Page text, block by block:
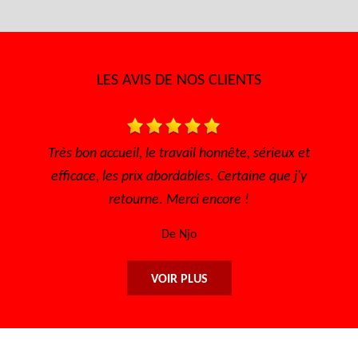
LES AVIS DE NOS CLIENTS
sérieux et
que j'y
Je recommande ce garage sérieux et prix
VOIR PLUS